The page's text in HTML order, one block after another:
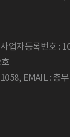
업자등록번호 :
EMAIL : 총